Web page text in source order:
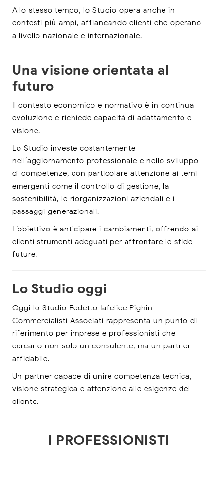
Allo stesso tempo, lo Studio opera anche in
contesti più ampi, affiancando clienti che operano
a livello nazionale e internazionale.
Una visione orientata al
futuro
Il contesto economico e normativo è in continua
evoluzione e richiede capacità di adattamento e
visione.
Lo Studio investe costantemente
nell’aggiornamento professionale e nello sviluppo
di competenze, con particolare attenzione ai temi
emergenti come il controllo di gestione, la
sostenibilità, le riorganizzazioni aziendali e i
passaggi generazionali.
L’obiettivo è anticipare i cambiamenti, offrendo ai
clienti strumenti adeguati per affrontare le sfide
future.
Lo Studio oggi
Oggi lo Studio Fedetto Iafelice Pighin
Commercialisti Associati rappresenta un punto di
riferimento per imprese e professionisti che
cercano non solo un consulente, ma un partner
affidabile.
Un partner capace di unire competenza tecnica,
visione strategica e attenzione alle esigenze del
cliente.
I PROFESSIONISTI